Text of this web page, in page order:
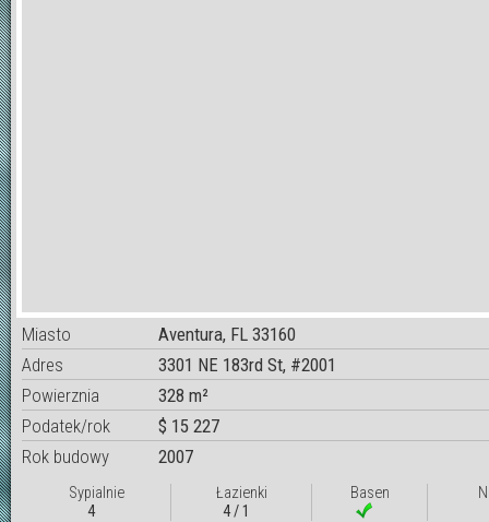
Miasto
Aventura, FL 33160
Adres
3301 NE 183rd St, #2001
Powierznia
328 m²
Podatek/rok
$ 15 227
Rok budowy
2007
Sypialnie
4
Łazienki
4 / 1
Basen